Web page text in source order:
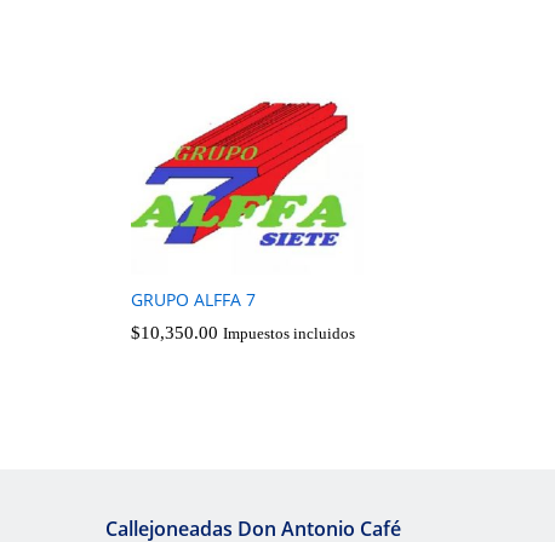
GRUPO ALFFA 7
$10,350.00 Impuestos incluidos
Callejoneadas Don Antonio Café